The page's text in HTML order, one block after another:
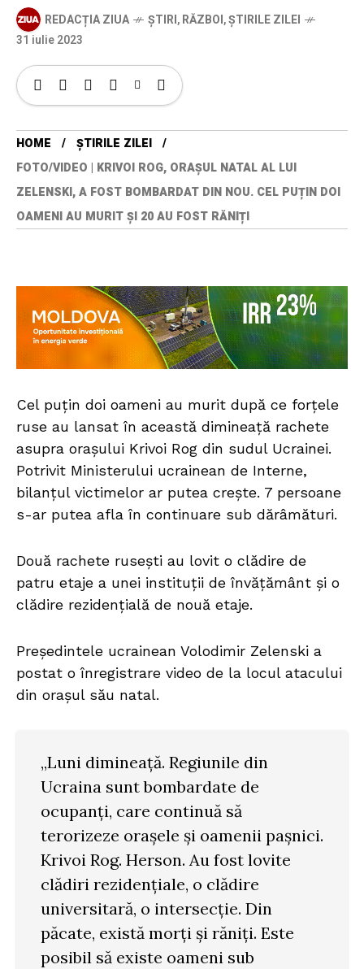
REDACȚIA ZIUA ȘTIRI,RĂZBOI,ȘTIRILE ZILEI
31 iulie 2023
HOME
ȘTIRILE ZILEI
FOTO/VIDEO | KRIVOI ROG, ORAȘUL NATAL AL LUI
ZELENSKI, A FOST BOMBARDAT DIN NOU. CEL PUȚIN DOI
OAMENI AU MURIT ȘI 20 AU FOST RĂNIȚI
Cel puțin doi oameni au murit după ce forțele
ruse au lansat în această dimineață rachete
asupra orașului Krivoi Rog din sudul Ucrainei.
Potrivit Ministerului ucrainean de Interne,
bilanțul victimelor ar putea crește. 7 persoane
s-ar putea afla în continuare sub dărâmături.
Două rachete rusești au lovit o clădire de
patru etaje a unei instituții de învățământ și o
clădire rezidențială de nouă etaje.
Președintele ucrainean Volodimir Zelenski a
postat o înregistrare video de la locul atacului
din orașul său natal.
„Luni dimineață. Regiunile din
Ucraina sunt bombardate de
ocupanți, care continuă să
terorizeze orașele și oamenii pașnici.
Krivoi Rog. Herson. Au fost lovite
clădiri rezidențiale, o clădire
universitară, o intersecție. Din
păcate, există morți și răniți. Este
posibil să existe oameni sub